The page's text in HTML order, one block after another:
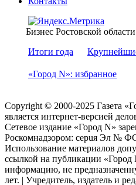
Бизнес Ростовской
Итоги года
«Город N»: избранное
Copyright © 2000-2025 Газета
является интернет-версией
Сетевое издание «Город N»
Роскомнадзором: серuя Эл №
Использование материалов
ссылкой на публикации
информацию, не
лет. | Учредитель, издатель и